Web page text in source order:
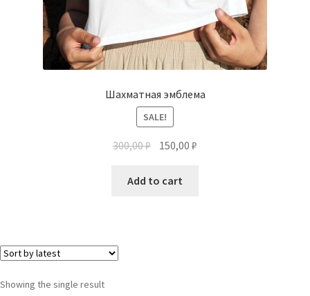
Шахматная эмблема
SALE!
300,00₽ 150,00₽
Add to cart
Showing the single result